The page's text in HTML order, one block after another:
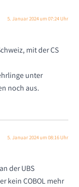
5. Januar 2024 um 07:24 Uhr
mit der CS
unter
noch aus.
5. Januar 2024 um 08:16 Uhr
der UBS
kein COBOL mehr